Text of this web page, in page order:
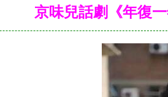
京味兒話劇《年復